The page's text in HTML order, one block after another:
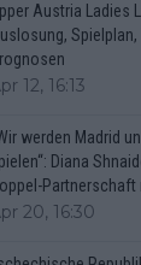
Austria Ladies
12, 16:13
werden Madrid
Diana
Partnerschaft
20, 16:30